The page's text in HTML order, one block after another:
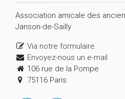
Association amicale des
Janson-de-Sailly
Via notre formulaire
Envoyez-nous un e-mail
106 rue de la Pompe
75116 Paris